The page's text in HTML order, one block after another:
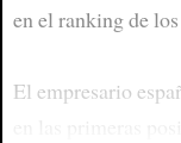
en el ranking de
El empresario